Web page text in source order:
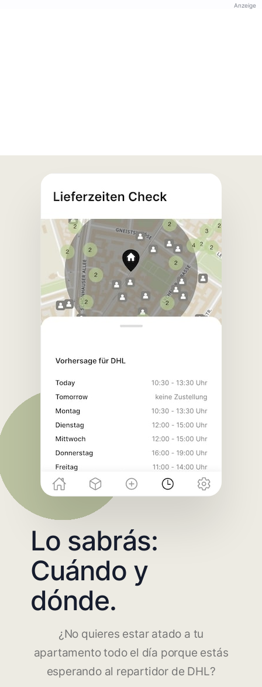
Anzeige
Lo sabrás:
Cuándo y
dónde.
¿No quieres estar atado a tu
apartamento todo el día porque estás
esperando al repartidor de DHL?